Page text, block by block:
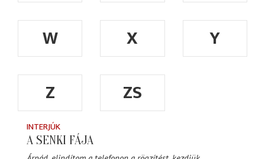
W
X
Y
Z
ZS
INTERJÚK
A SENKI FÁJA